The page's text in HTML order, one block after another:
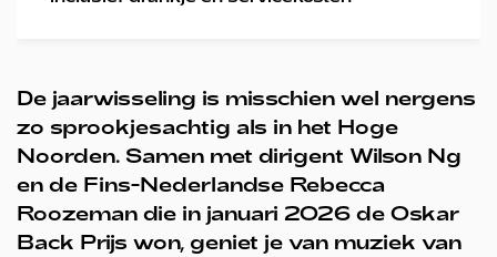
De jaarwisseling is misschien wel nergens
zo sprookjesachtig als in het Hoge
Noorden. Samen met dirigent Wilson Ng
en de Fins-Nederlandse Rebecca
Roozeman die in januari 2026 de Oskar
Back Prijs won, geniet je van muziek van